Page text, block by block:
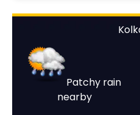
Patchy rain
nearby